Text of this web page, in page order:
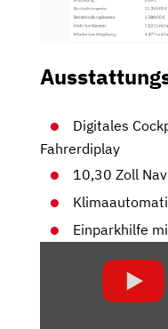
Digitales
Fahrerdiplay
10,30 Zoll
Einparkhilfe